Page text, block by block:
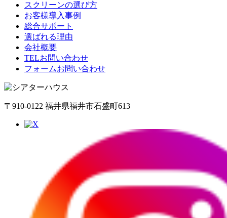
スクリーンの選び方
お客様導入事例
総合サポート
選ばれる理由
会社概要
TELお問い合わせ
フォームお問い合わせ
〒910-0122 福井県福井市石盛町613